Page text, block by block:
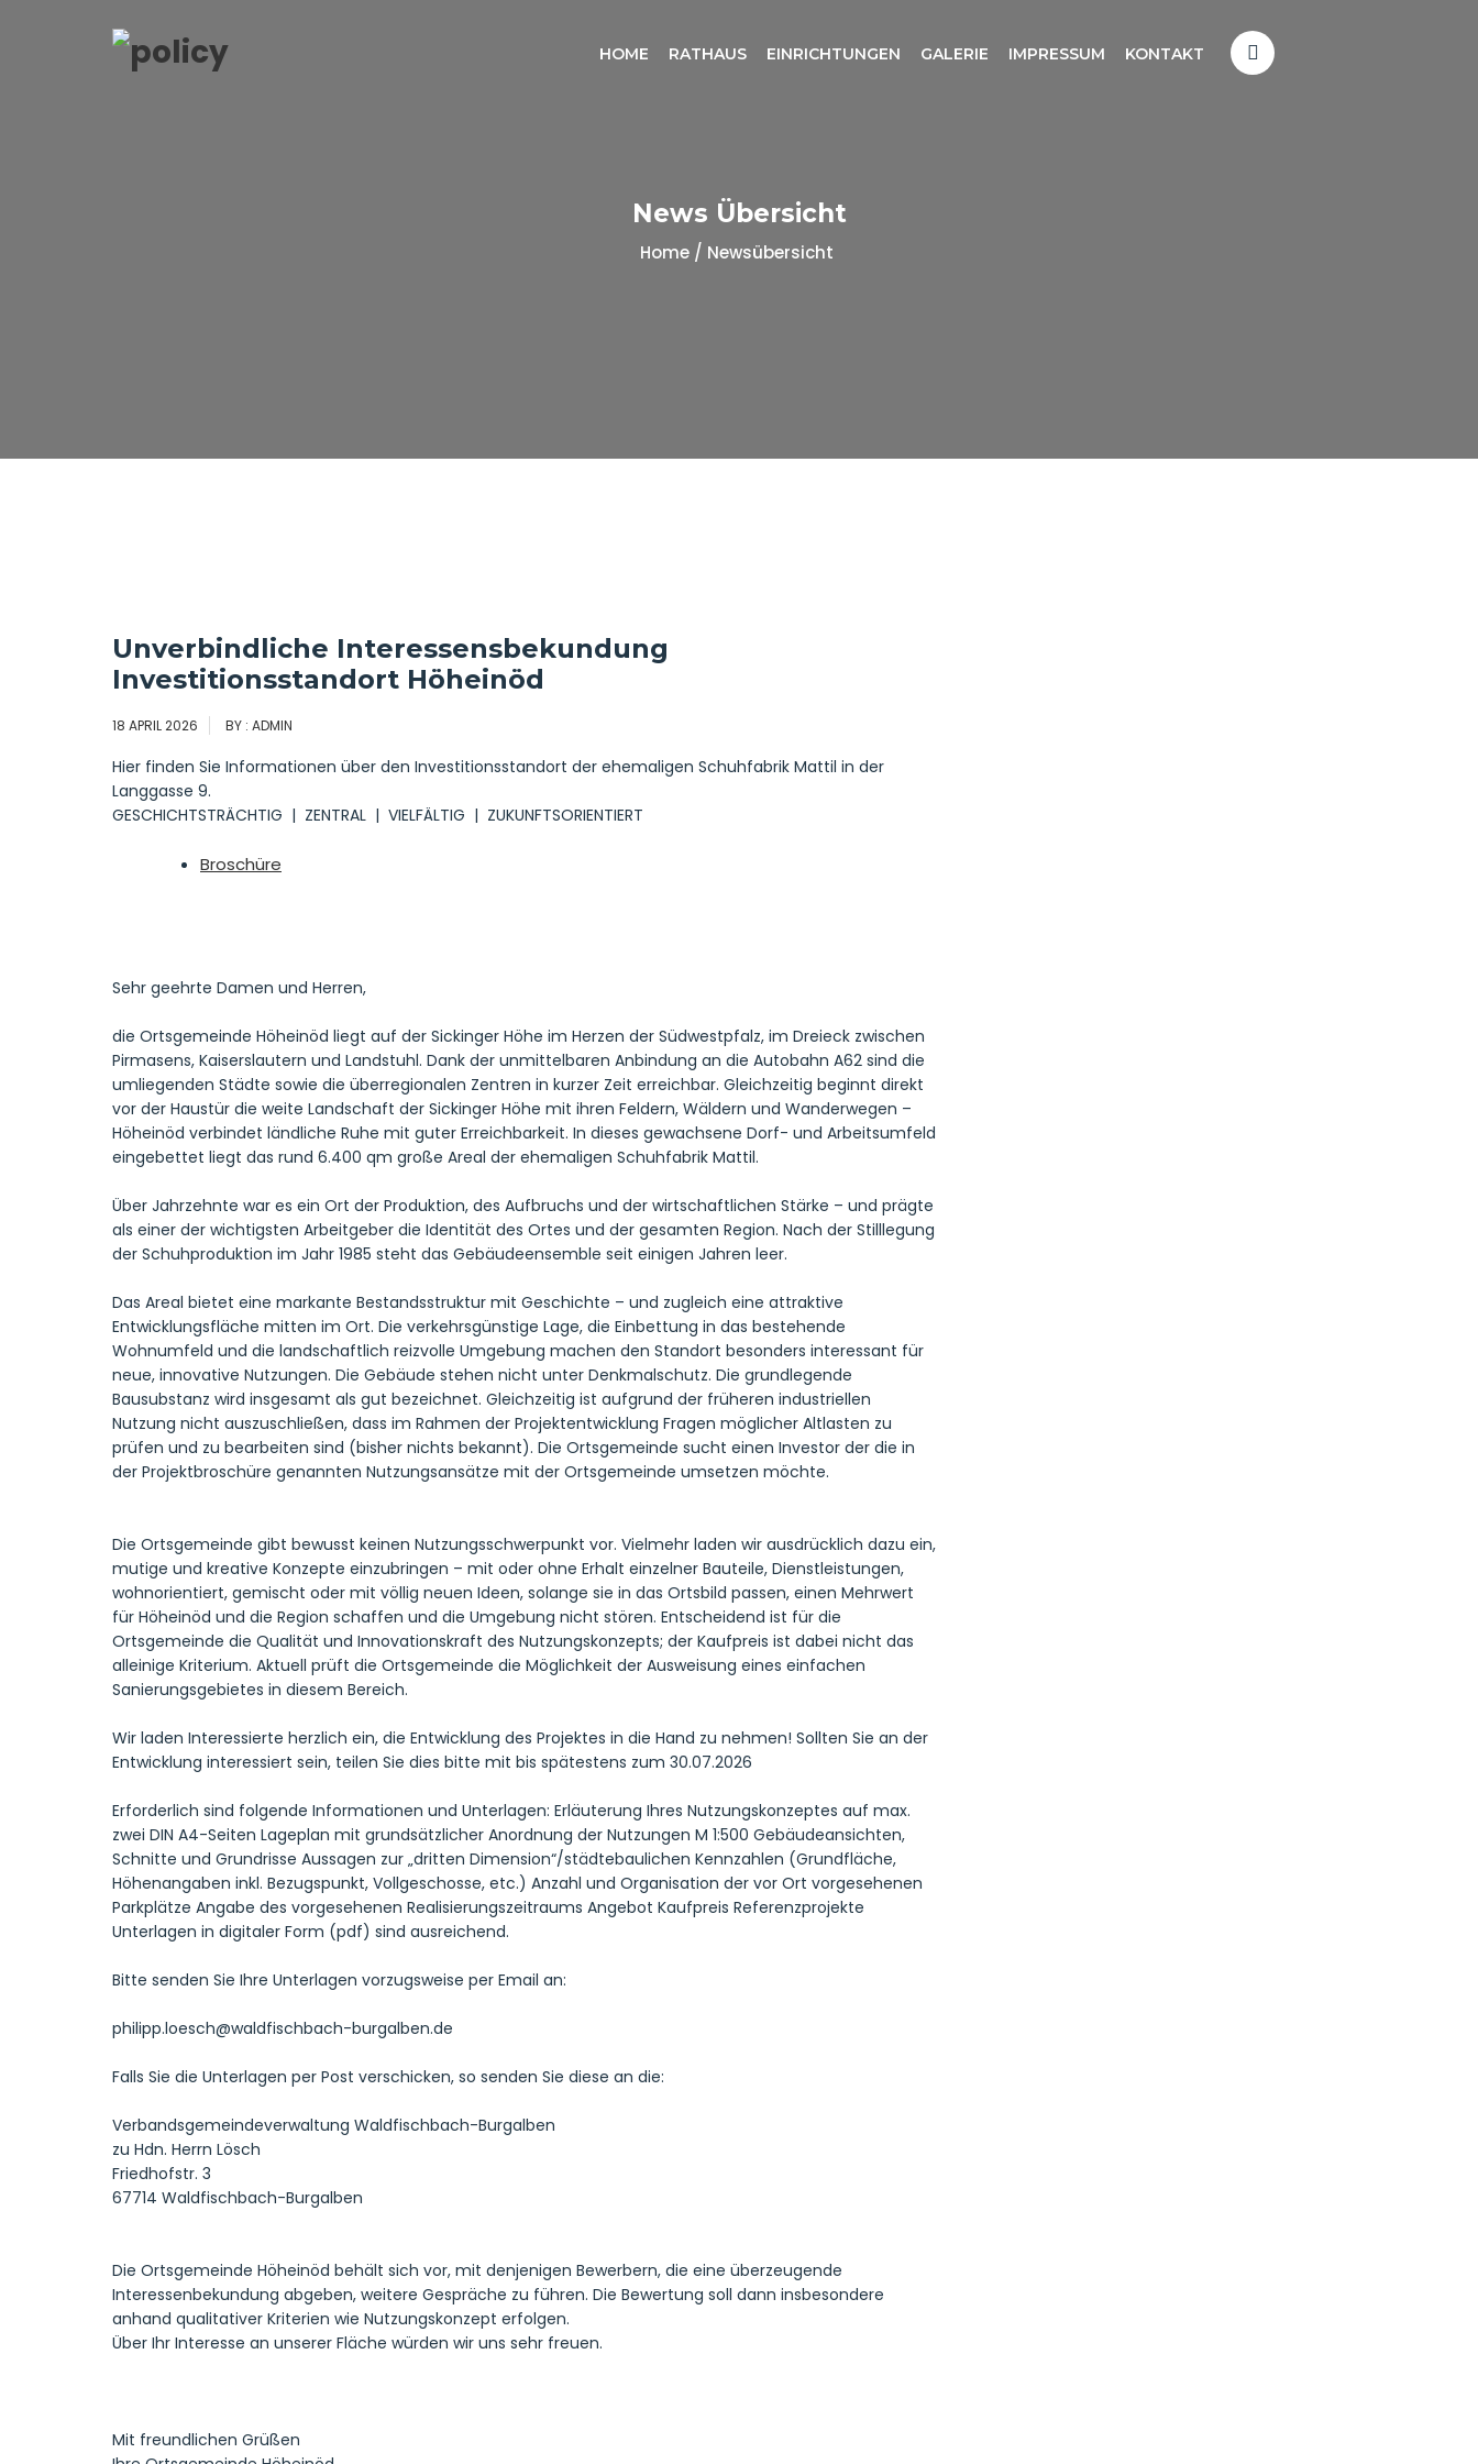
HOME RATHAUS EINRICHTUNGEN GALERIE IMPRESSUM KONTAKT
News Übersicht
Home / Newsübersicht
Unverbindliche Interessensbekundung
Investitionsstandort Höheinöd
18 APRIL 2026 BY : ADMIN
Hier finden Sie Informationen über den Investitionsstandort der ehemaligen Schuhfabrik Mattil in der
Langgasse 9.
GESCHICHTSTRÄCHTIG | ZENTRAL | VIELFÄLTIG | ZUKUNFTSORIENTIERT
Broschüre
Sehr geehrte Damen und Herren,
die Ortsgemeinde Höheinöd liegt auf der Sickinger Höhe im Herzen der Südwestpfalz, im Dreieck zwischen
Pirmasens, Kaiserslautern und Landstuhl. Dank der unmittelbaren Anbindung an die Autobahn A62 sind die
umliegenden Städte sowie die überregionalen Zentren in kurzer Zeit erreichbar. Gleichzeitig beginnt direkt
vor der Haustür die weite Landschaft der Sickinger Höhe mit ihren Feldern, Wäldern und Wanderwegen –
Höheinöd verbindet ländliche Ruhe mit guter Erreichbarkeit. In dieses gewachsene Dorf- und Arbeitsumfeld
eingebettet liegt das rund 6.400 qm große Areal der ehemaligen Schuhfabrik Mattil.
Über Jahrzehnte war es ein Ort der Produktion, des Aufbruchs und der wirtschaftlichen Stärke – und prägte
als einer der wichtigsten Arbeitgeber die Identität des Ortes und der gesamten Region. Nach der Stilllegung
der Schuhproduktion im Jahr 1985 steht das Gebäudeensemble seit einigen Jahren leer.
Das Areal bietet eine markante Bestandsstruktur mit Geschichte – und zugleich eine attraktive
Entwicklungsfläche mitten im Ort. Die verkehrsgünstige Lage, die Einbettung in das bestehende
Wohnumfeld und die landschaftlich reizvolle Umgebung machen den Standort besonders interessant für
neue, innovative Nutzungen. Die Gebäude stehen nicht unter Denkmalschutz. Die grundlegende
Bausubstanz wird insgesamt als gut bezeichnet. Gleichzeitig ist aufgrund der früheren industriellen
Nutzung nicht auszuschließen, dass im Rahmen der Projektentwicklung Fragen möglicher Altlasten zu
prüfen und zu bearbeiten sind (bisher nichts bekannt). Die Ortsgemeinde sucht einen Investor der die in
der Projektbroschüre genannten Nutzungsansätze mit der Ortsgemeinde umsetzen möchte.
Die Ortsgemeinde gibt bewusst keinen Nutzungsschwerpunkt vor. Vielmehr laden wir ausdrücklich dazu ein,
mutige und kreative Konzepte einzubringen – mit oder ohne Erhalt einzelner Bauteile, Dienstleistungen,
wohnorientiert, gemischt oder mit völlig neuen Ideen, solange sie in das Ortsbild passen, einen Mehrwert
für Höheinöd und die Region schaffen und die Umgebung nicht stören. Entscheidend ist für die
Ortsgemeinde die Qualität und Innovationskraft des Nutzungskonzepts; der Kaufpreis ist dabei nicht das
alleinige Kriterium. Aktuell prüft die Ortsgemeinde die Möglichkeit der Ausweisung eines einfachen
Sanierungsgebietes in diesem Bereich.
Wir laden Interessierte herzlich ein, die Entwicklung des Projektes in die Hand zu nehmen! Sollten Sie an der
Entwicklung interessiert sein, teilen Sie dies bitte mit bis spätestens zum 30.07.2026
Erforderlich sind folgende Informationen und Unterlagen: Erläuterung Ihres Nutzungskonzeptes auf max.
zwei DIN A4-Seiten Lageplan mit grundsätzlicher Anordnung der Nutzungen M 1:500 Gebäudeansichten,
Schnitte und Grundrisse Aussagen zur „dritten Dimension“/städtebaulichen Kennzahlen (Grundfläche,
Höhenangaben inkl. Bezugspunkt, Vollgeschosse, etc.) Anzahl und Organisation der vor Ort vorgesehenen
Parkplätze Angabe des vorgesehenen Realisierungszeitraums Angebot Kaufpreis Referenzprojekte
Unterlagen in digitaler Form (pdf) sind ausreichend.
Bitte senden Sie Ihre Unterlagen vorzugsweise per Email an:
philipp.loesch@waldfischbach-burgalben.de
Falls Sie die Unterlagen per Post verschicken, so senden Sie diese an die:
Verbandsgemeindeverwaltung Waldfischbach-Burgalben
zu Hdn. Herrn Lösch
Friedhofstr. 3
67714 Waldfischbach-Burgalben
Die Ortsgemeinde Höheinöd behält sich vor, mit denjenigen Bewerbern, die eine überzeugende
Interessenbekundung abgeben, weitere Gespräche zu führen. Die Bewertung soll dann insbesondere
anhand qualitativer Kriterien wie Nutzungskonzept erfolgen.
Über Ihr Interesse an unserer Fläche würden wir uns sehr freuen.
Mit freundlichen Grüßen